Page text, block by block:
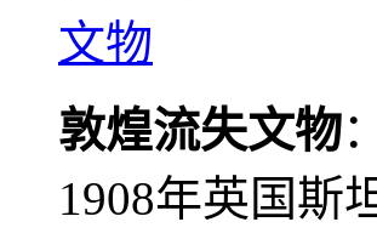
敦煌流失文物
1908年英国斯